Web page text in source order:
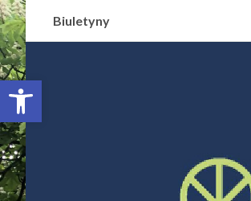
Otwórz pasek narzędzi
Biuletyny